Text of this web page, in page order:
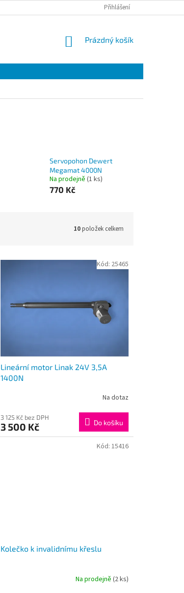
Přihlášení
NÁKUPNÍ
Prázdný košík
Servopohon Dewert
Megamat 4000N
Na prodejně (1 ks)
770 Kč
10položek celkem
Lineární motor Linak 24V 3,5A
1400N
Na dotaz
3 125 Kč bez DPH
3 500 Kč Do košíku
Kód: 25465
Kolečko k invalidnímu křeslu
Na prodejně (2 ks)
Kód: 15416